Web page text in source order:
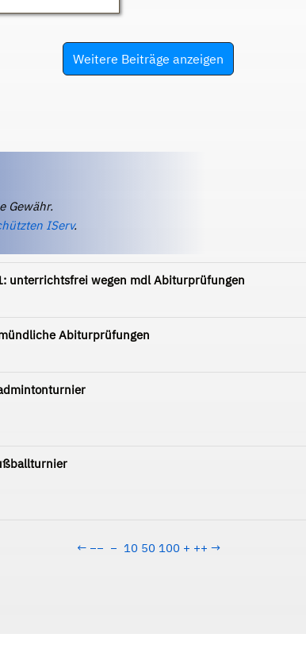
Weitere Beiträge anzeigen
Gewähr.
IServ.
unterrichtsfrei wegen mdl Abiturprüfungen
Abiturprüfungen
← −− − 10 50 100 + ++ →